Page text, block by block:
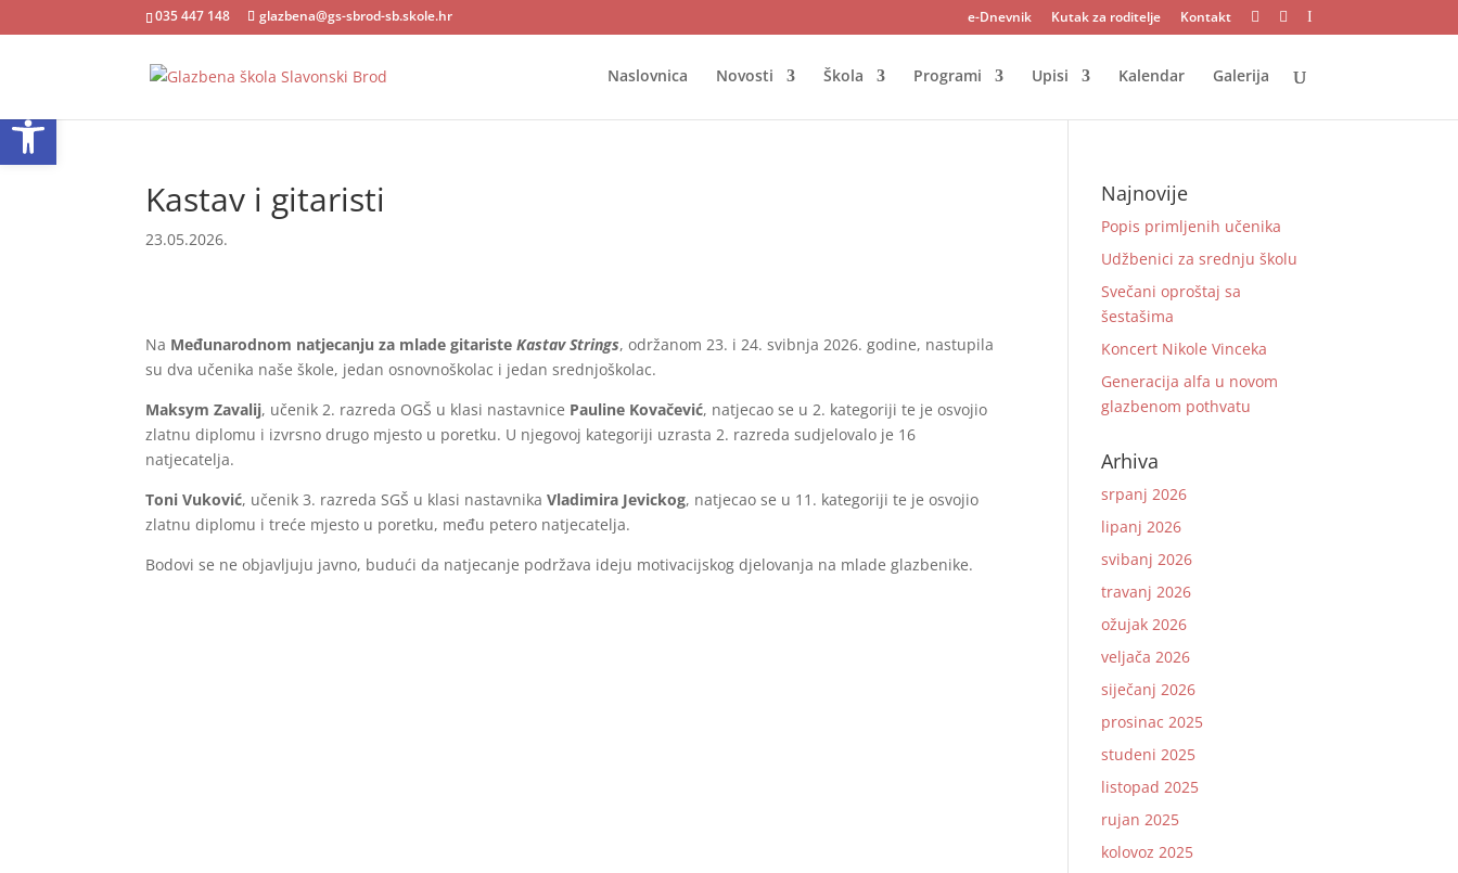
035 447 148 glazbena@gs-sbrod-sb.skole.hr e-Dnevnik Kutak za roditelje Kontakt   I
Naslovnica Novosti Škola Programi Upisi Kalendar Galerija
Kastav i gitaristi
23.05.2026.
Na Međunarodnom natjecanju za mlade gitaristeKastav Strings, održanom 23. i 24. svibnja 2026. godine, nastupila
su dva učenika naše škole, jedan osnovnoškolac i jedan srednjoškolac.
Maksym Zavalij, učenik 2. razreda OGŠ u klasi nastavnice Pauline Kovačević, natjecao se u 2. kategoriji te je osvojio
zlatnu diplomu i izvrsno drugo mjesto u poretku. U njegovoj kategoriji uzrasta 2. razreda sudjelovalo je 16
natjecatelja.
Toni Vuković, učenik 3. razreda SGŠ u klasi nastavnikaVladimira Jevickog, natjecao se u 11. kategoriji te je osvojio
zlatnu diplomu i treće mjesto u poretku, među petero natjecatelja.
Bodovi se ne objavljuju javno, budući da natjecanje podržava ideju motivacijskog djelovanja na mlade glazbenike.
Najnovije
Popis primljenih učenika
Udžbenici za srednju školu
Svečani oproštaj sa
šestašima
Koncert Nikole Vinceka
Generacija alfa u novom
glazbenom pothvatu
Arhiva
srpanj 2026
lipanj 2026
svibanj 2026
travanj 2026
ožujak 2026
veljača 2026
siječanj 2026
prosinac 2025
studeni 2025
listopad 2025
rujan 2025
kolovoz 2025
Open toolbar